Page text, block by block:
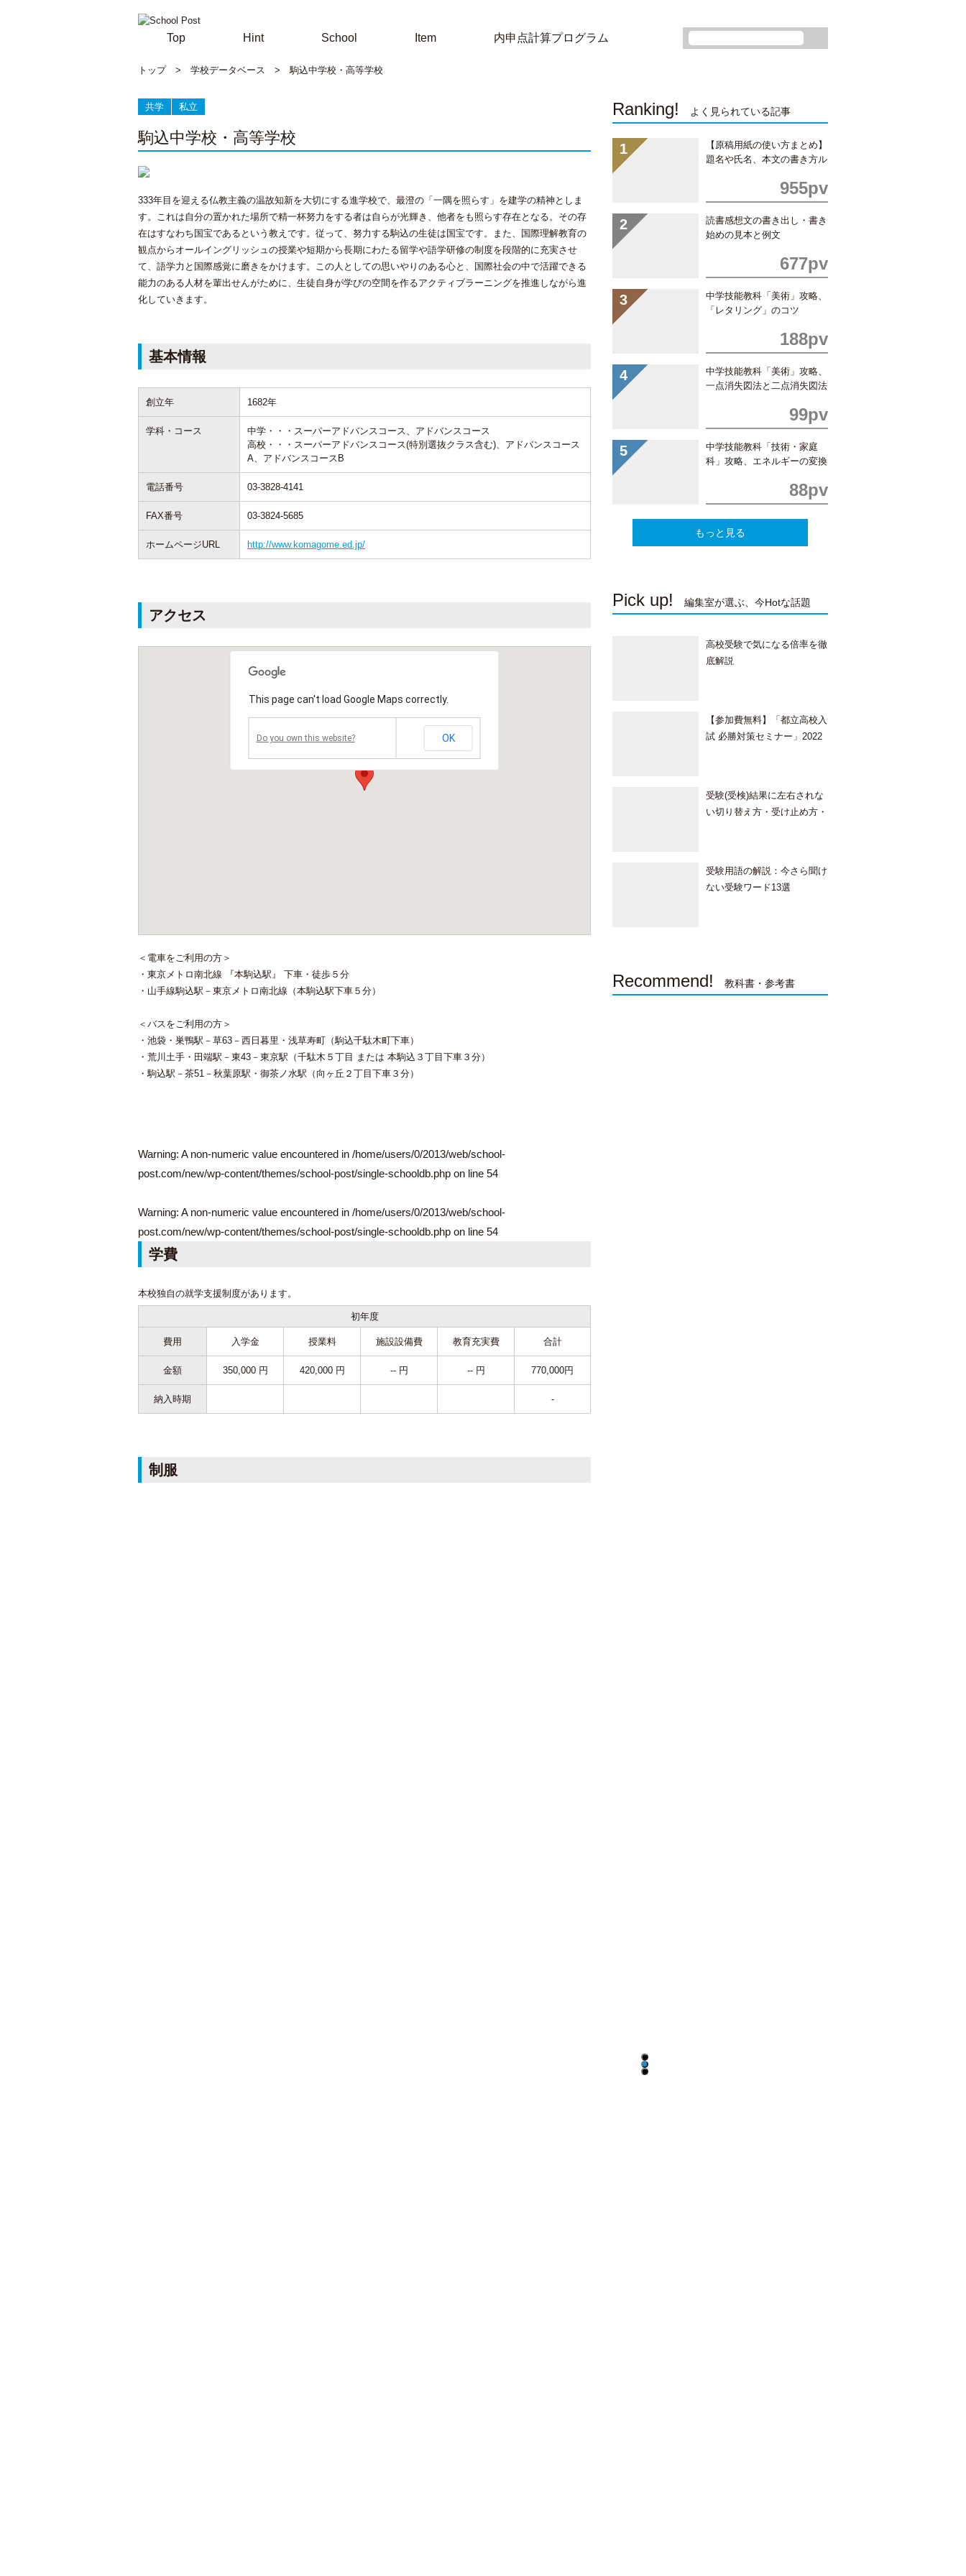
Top Hint School Item 内申点計算プログラム
トップ> 学校データベース >駒込中学校・高等学校
共学 私立
駒込中学校・高等学校
333年目を迎える仏教主義の温故知新を大切にする進学校で、最澄の「一隅を照らす」を建学の精神としま
す。これは自分の置かれた場所で精一杯努力をする者は自らが光輝き、他者をも照らす存在となる。その存
在はすなわち国宝であるという教えです。従って、努力する駒込の生徒は国宝です。また、国際理解教育の
観点からオールイングリッシュの授業や短期から長期にわたる留学や語学研修の制度を段階的に充実させ
て、語学力と国際感覚に磨きをかけます。この人としての思いやりのある心と、国際社会の中で活躍できる
能力のある人材を輩出せんがために、生徒自身が学びの空間を作るアクティブラーニングを推進しながら進
化していきます。
基本情報
創立年 1682年
学科・コース
中学・・・スーパーアドバンスコース、アドバンスコース
高校・・・スーパーアドバンスコース(特別選抜クラス含む)、アドバンスコース
A、アドバンスコースB
電話番号 03-3828-4141
FAX番号 03-3824-5685
ホームページURL http://www.komagome.ed.jp/
アクセス
This page can't load Google Maps correctly.
Do you own this website? OK
＜電車をご利用の方＞
・東京メトロ南北線 『本駒込駅』 下車・徒歩５分
・山手線駒込駅－東京メトロ南北線（本駒込駅下車５分）
＜バスをご利用の方＞
・池袋・巣鴨駅－草63－西日暮里・浅草寿町（駒込千駄木町下車）
・荒川土手・田端駅－東43－東京駅（千駄木５丁目 または 本駒込３丁目下車３分）
・駒込駅－茶51－秋葉原駅・御茶ノ水駅（向ヶ丘２丁目下車３分）
Warning: A non-numeric value encountered in /home/users/0/2013/web/school-
post.com/new/wp-content/themes/school-post/single-schooldb.php on line 54
Warning: A non-numeric value encountered in /home/users/0/2013/web/school-
post.com/new/wp-content/themes/school-post/single-schooldb.php on line 54
学費
本校独自の就学支援制度があります。
初年度
費用 入学金 授業料 施設設備費 教育充実費 合計
金額 350,000 円 420,000 円 -- 円 -- 円 770,000円
納入時期 -
制服
Ranking! よく見られている記事
【原稿用紙の使い方まとめ】
題名や氏名、本文の書き方ル
955pv
読書感想文の書き出し・書き
始めの見本と例文
677pv
中学技能教科「美術」攻略、
「レタリング」のコツ
188pv
中学技能教科「美術」攻略、
一点消失図法と二点消失図法
99pv
中学技能教科「技術・家庭
科」攻略、エネルギーの変換
88pv
もっと見る
Pick up! 編集室が選ぶ、今Hotな話題
高校受験で気になる倍率を徹
底解説
【参加費無料】「都立高校入
試 必勝対策セミナー」2022
受験(受検)結果に左右されな
い切り替え方・受け止め方・
受験用語の解説：今さら聞け
ない受験ワード13選
Recommend! 教科書・参考書
の勉強法と教材
漢検3級に合格するには？効率的
な勉強法とオススメの教材を紹介